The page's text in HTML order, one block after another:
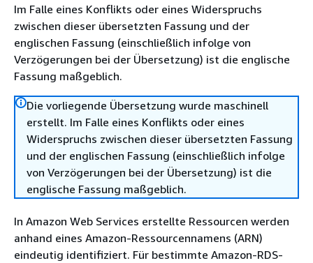
Im Falle eines Konflikts oder eines Widerspruchs
zwischen dieser übersetzten Fassung und der
englischen Fassung (einschließlich infolge von
Verzögerungen bei der Übersetzung) ist die englische
Fassung maßgeblich.
Die vorliegende Übersetzung wurde maschinell
erstellt. Im Falle eines Konflikts oder eines
Widerspruchs zwischen dieser übersetzten Fassung
und der englischen Fassung (einschließlich infolge
von Verzögerungen bei der Übersetzung) ist die
englische Fassung maßgeblich.
In Amazon Web Services erstellte Ressourcen werden
anhand eines Amazon-Ressourcennamens (ARN)
eindeutig identifiziert. Für bestimmte Amazon-RDS-